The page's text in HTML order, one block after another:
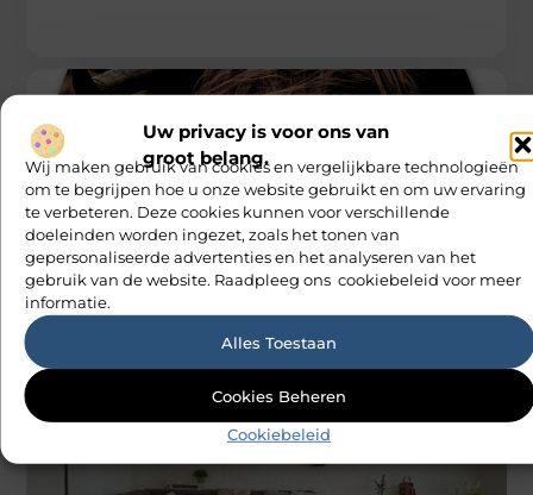
Uw privacy is voor ons van
groot belang.
Wij maken gebruik van cookies en vergelijkbare technologieën
om te begrijpen hoe u onze website gebruikt en om uw ervaring
te verbeteren. Deze cookies kunnen voor verschillende
doeleinden worden ingezet, zoals het tonen van
gepersonaliseerde advertenties en het analyseren van het
gebruik van de website. Raadpleeg ons cookiebeleid voor meer
informatie.
Alles Toestaan
Cookies Beheren
Cookiebeleid
WONING EN TUIN
De complete gids voor wanddecoratie en
hoe u deze het beste in uw huis kunt
gebruiken
Een cirkel op de muur is een zeer belangrijk aspect in